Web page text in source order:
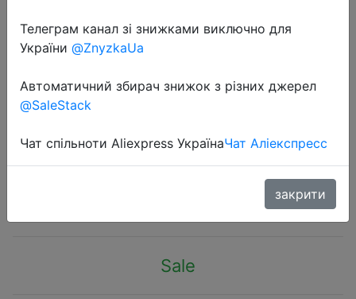
2020-12-01
Коврик для мыши для ноутбука
Xiaomi, большой игровой коврик
gamer, коврик для мыши 0220 #
Sale
Телеграм канал зі знижками виключно для
України @ZnyzkaUa
Автоматичний збирач знижок з різних джерел
@SaleStack
Чат спільноти Aliexpress УкраїнаЧат Аліекспресс
закрити